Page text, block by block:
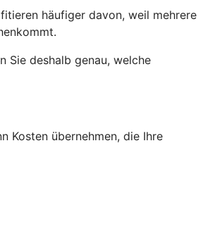
häufiger davon, weil mehrere
Sie deshalb genau, welche
Kosten übernehmen, die Ihre